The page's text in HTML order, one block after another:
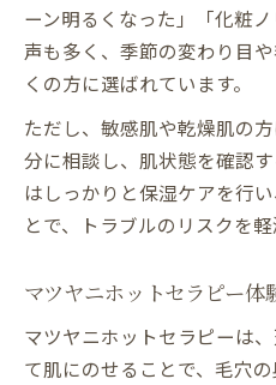
毛穴洗浄効果を高
は
メンズも満足する
ト
毛穴汚れを根こ
力
毛穴洗浄エステで
肌のくすみ対策に効く
エステでくすみを
くすみに悩む男性
ーン明るくなった」「化粧
声も多く、季節の変わり目
くの方に選ばれています。
ただし、敏感肌や乾燥肌の
分に相談し、肌状態を確認
はしっかりと保湿ケアを行
とで、トラブルのリスクを軽
マツヤニホットセラピー
マツヤニホットセラピーは
て肌にのせることで、毛穴